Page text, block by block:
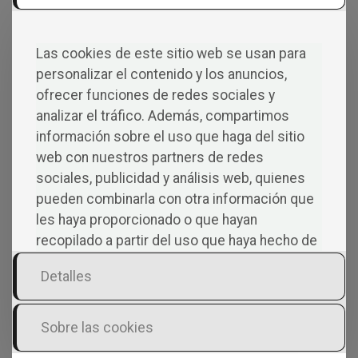
Co
Men
Tarios
Deja una respuesta
Tu dirección de correo electrónico no será
marcados con*
Comentario*
Las cookies de este sitio web se usan para
personalizar el contenido y los anuncios,
ofrecer funciones de redes sociales y
analizar el tráfico. Además, compartimos
información sobre el uso que haga del sitio
web con nuestros partners de redes
sociales, publicidad y análisis web, quienes
pueden combinarla con otra información que
les haya proporcionado o que hayan
recopilado a partir del uso que haya hecho de
Detalles
Sobre las cookies